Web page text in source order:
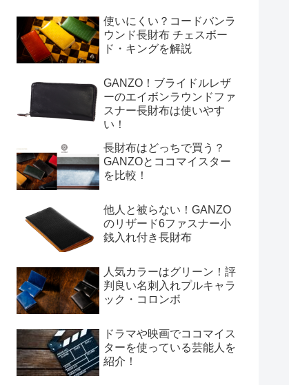
使いにくい？コードバンラ
ウンド長財布 チェスボー
ド・キングを解説
GANZO！ブライドルレザ
ーのエイボンラウンドファ
スナー長財布は使いやす
い！
長財布はどっちで買う？
GANZOとココマイスター
を比較！
他人と被らない！GANZO
のリザード6ファスナー小
銭入れ付き長財布
人気カラーはグリーン！評
判良い名刺入れプルキャラ
ック・コロンボ
ドラマや映画でココマイス
ターを使っている芸能人を
紹介！